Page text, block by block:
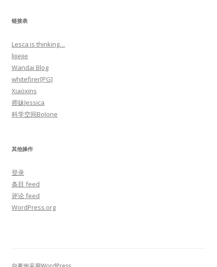
链接表
Lesca is thinking…
lijiejie
Wandai Blog
whitefirer[PG]
Xiaoxins
师妹Jessica
科学空间BoJone
其他操作
登录
条目 feed
评论 feed
WordPress.org